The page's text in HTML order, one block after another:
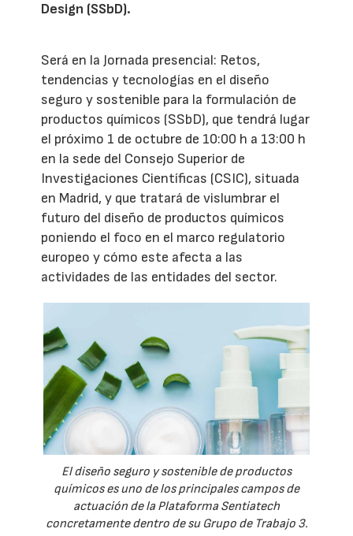
Design (SSbD).
Será en la Jornada presencial: Retos,
tendencias y tecnologías en el diseño
seguro y sostenible para la formulación de
productos químicos (SSbD), que tendrá lugar
el próximo 1 de octubre de 10:00 h a 13:00 h
en la sede del Consejo Superior de
Investigaciones Científicas (CSIC), situada
en Madrid, y que tratará de vislumbrar el
futuro del diseño de productos químicos
poniendo el foco en el marco regulatorio
europeo y cómo este afecta a las
actividades de las entidades del sector.
El diseño seguro y sostenible de productos
químicos es uno de los principales campos de
actuación de la Plataforma Sentiatech
concretamente dentro de su Grupo de Trabajo 3.